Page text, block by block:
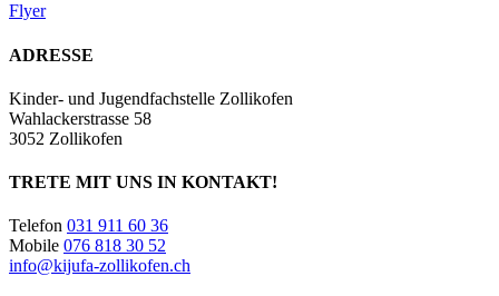
Flyer
ADRESSE
Kinder- und Jugendfachstelle Zollikofen
Wahlackerstrasse 58
3052 Zollikofen
TRETE MIT UNS IN KONTAKT!
Telefon 031 911 60 36
Mobile 076 818 30 52
info@kijufa-zollikofen.ch